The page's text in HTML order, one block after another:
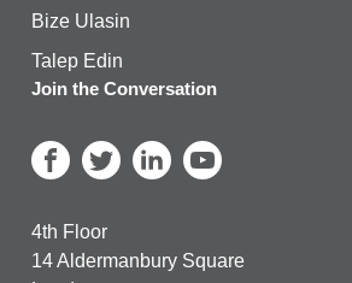
Bize Ulasin
Talep Edin
Join the Conversation
4th Floor
14 Aldermanbury Square